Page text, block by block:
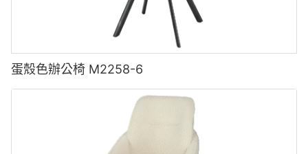
蛋殼色辦公椅 M2258-6